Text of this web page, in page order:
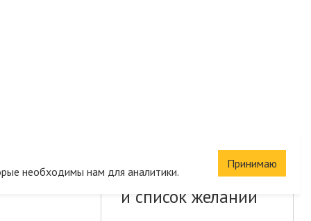
Сохраните корзину
и список желаний
необходимы нам для аналитики.
Принимаю